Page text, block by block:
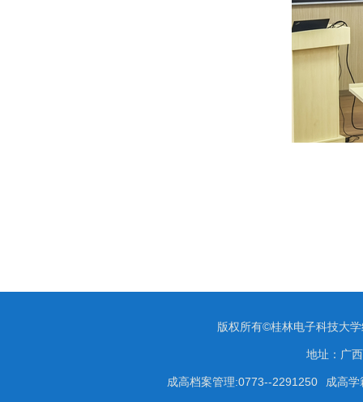
版权所有©桂林电子科技大
地址：广
成高档案管理:0773--2291250 成高